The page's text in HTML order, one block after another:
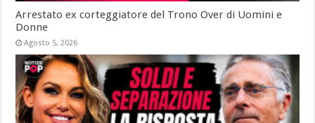
Arrestato ex corteggiatore del Trono Over di Uomini e
Donne
Agosto 5, 2026